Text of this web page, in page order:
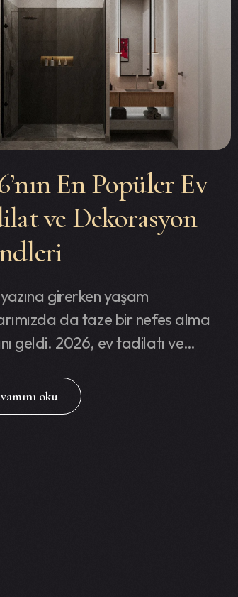
En Popüler Ev
ve Dekorasyon
girerken yaşam
da taze bir nefes alma
geldi. 2026, ev tadilatı ve…
oku